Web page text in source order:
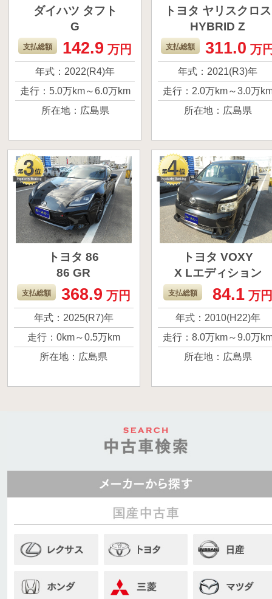
ダイハツ タフト
G
ダイハツのタフトで
す。 天井がガラスル
ーフになってて開放
感抜群です！ ぜひよ
ろしくお願いしま
す。
支払総額 142.9 万円
年式：2022(R4)年
走行：5.0万km～6.0万km
所在地：広島県
トヨタ ヤリスクロス
HYBRID Z
トヨタのヤリスクロ
スです。 とてもか
こよく仕上げてるの
でどうでしょうか？
よろしくお願いしま
す。
支払総額 311.0 万
年式：2021(R3)年
走行：2.0万km～3.0万
所在地：広島県
トヨタ 86
86 GR
昨年納車になったば
かりの車だったので
すが、諸事情があり
買い替えることにな
りました。 とても良
い走りで、最近では
ぜひご検討いただけ
たらと思います。 よ
ろしくお願いしま
支払総額 368.9 万円
年式：2025(R7)年
走行：0km～0.5万km
所在地：広島県
トヨタ VOXY
X Lエディション
ファミリーカーとい
えば、一番に名前が
挙がるのがヴォクシ
ーだと思います。
くはなりましたが、
車検も残っていて、
よろしくお願いしま
支払総額 84.1万円
年式：2010(H22)年
走行：8.0万km～9.0万
所在地：広島県